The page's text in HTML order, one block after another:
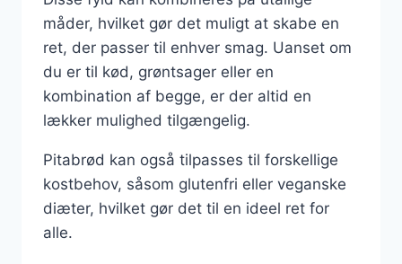
måder, hvilket gør det muligt at skabe en
ret, der passer til enhver smag. Uanset om
du er til kød, grøntsager eller en
kombination af begge, er der altid en
lækker mulighed tilgængelig.
Pitabrød kan også tilpasses til forskellige
kostbehov, såsom glutenfri eller veganske
diæter, hvilket gør det til en ideel ret for
alle.